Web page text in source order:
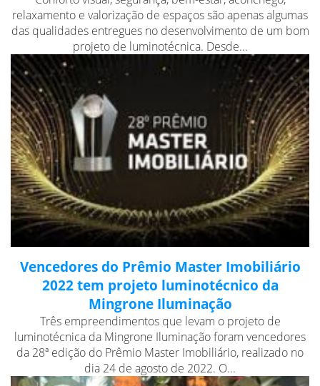
relaxamento e valorização de espaços são apenas algumas
das qualidades entregues no desenvolvimento de um bom
projeto de luminotécnica. Desde...
Vencedores do Prêmio Master Imobiliário
2022 tem projeto luminotécnico da
Mingrone Iluminação
Três empreendimentos que levam o projeto de
luminotécnica da Mingrone Iluminação foram vencedores
da 28ª edição do Prêmio Master Imobiliário, realizado no
dia 24 de agosto de 2022. O...